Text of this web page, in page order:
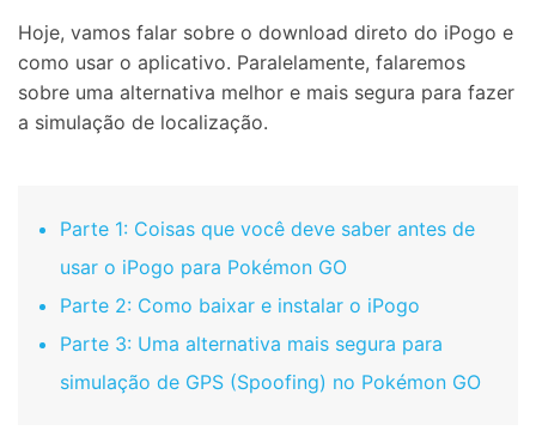
Hoje, vamos falar sobre o download direto do iPogo e
como usar o aplicativo. Paralelamente, falaremos
sobre uma alternativa melhor e mais segura para fazer
a simulação de localização.
Parte 1: Coisas que você deve saber antes de
usar o iPogo para Pokémon GO
Parte 2: Como baixar e instalar o iPogo
Parte 3: Uma alternativa mais segura para
simulação de GPS (Spoofing) no Pokémon GO